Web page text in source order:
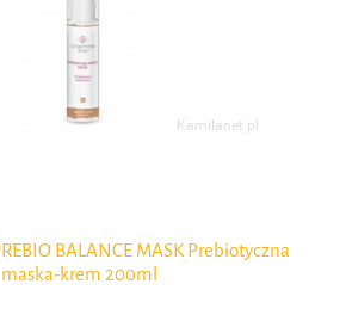
BALANCE MASK Prebiotyczna
maska-krem 200ml